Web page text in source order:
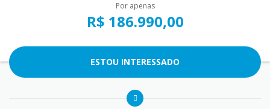
Por apenas
R$ 186.990,00
ESTOU INTERESSADO